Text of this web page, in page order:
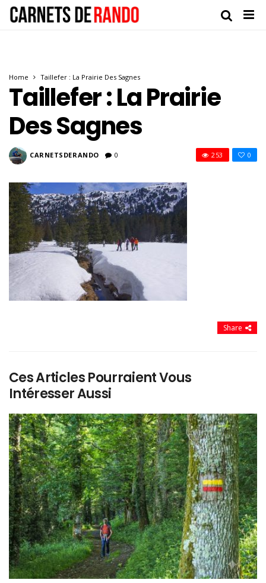
Home Taillefer : La Prairie Des Sagnes
Taillefer : La Prairie
Des Sagnes
CARNETSDERANDO 0 0
253
Share
Ces Articles Pourraient Vous
Intéresser Aussi